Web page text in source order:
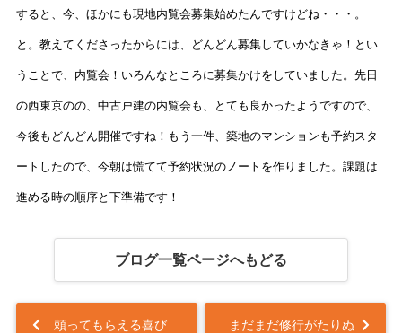
すると、今、ほかにも現地内覧会募集始めたんですけどね・・・。
と。教えてくださったからには、どんどん募集していかなきゃ！とい
うことで、内覧会！いろんなところに募集かけをしていました。先日
の西東京のの、中古戸建の内覧会も、とても良かったようですので、
今後もどんどん開催ですね！もう一件、築地のマンションも予約スタ
ートしたので、今朝は慌てて予約状況のノートを作りました。課題は
進める時の順序と下準備です！
ブログ一覧ページへもどる
頼ってもらえる喜び まだまだ修行がたりぬ